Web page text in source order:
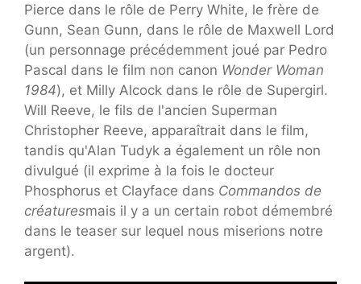
Pierce dans le rôle de Perry White, le frère de
Gunn, Sean Gunn, dans le rôle de Maxwell Lord
(un personnage précédemment joué par Pedro
Pascal dans le film non canon Wonder Woman
1984), et Milly Alcock dans le rôle de Supergirl.
Will Reeve, le fils de l'ancien Superman
Christopher Reeve, apparaîtrait dans le film,
tandis qu'Alan Tudyk a également un rôle non
divulgué (il exprime à la fois le docteur
Phosphorus et Clayface dans Commandos de
créaturesmais il y a un certain robot démembré
dans le teaser sur lequel nous miserions notre
argent).